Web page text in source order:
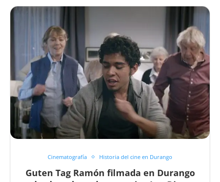
Cinematografía Historia del cine en Durango
Guten Tag Ramón filmada en Durango